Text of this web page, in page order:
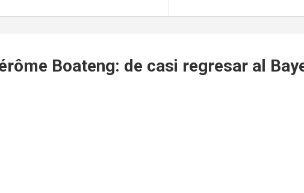
Boateng: de casi regresar al